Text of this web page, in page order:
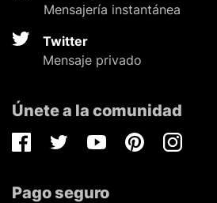
Mensajería instantánea
Twitter
Mensaje privado
Únete a la comunidad
FacebookTwitterYoutubePinterestInstagram
Pago seguro